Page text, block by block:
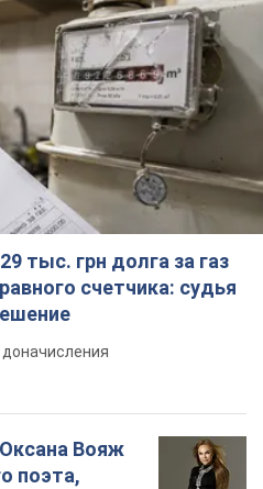
тыс. грн долга за газ
счетчика: судья
Вояж
поэта,